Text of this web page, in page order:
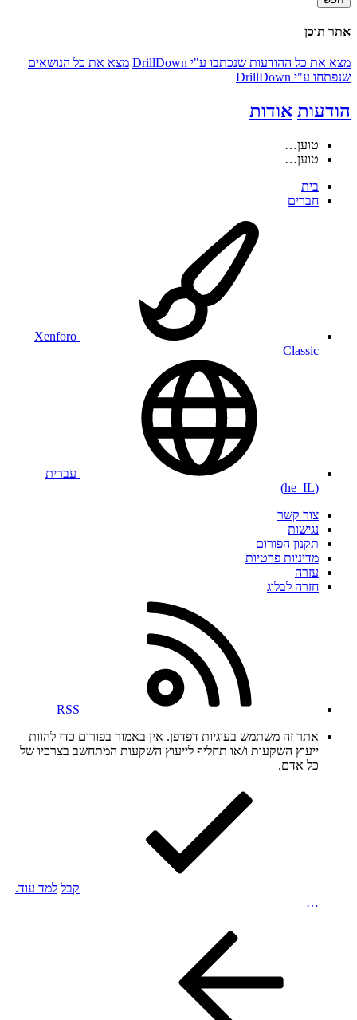
אתר תוכן
מצא את כל ההודעות שנכתבו ע"י DrillDown
מצא את כל הנושאים
שנפתחו ע"י DrillDown
הודעות אודות
טוען…
טוען…
בית
חברים
Xenforo
Classic
עברית
(he_IL)
צור קשר
נגישות
תקנון הפורום
מדיניות פרטיות
עזרה
חזרה לבלוג
RSS
אתר זה משתמש בעוגיות דפדפן. אין באמור בפורום כדי להוות
ייעוץ השקעות ו/או תחליף לייעוץ השקעות המתחשב בצרכיו של
כל אדם.
קבל למד עוד.
…